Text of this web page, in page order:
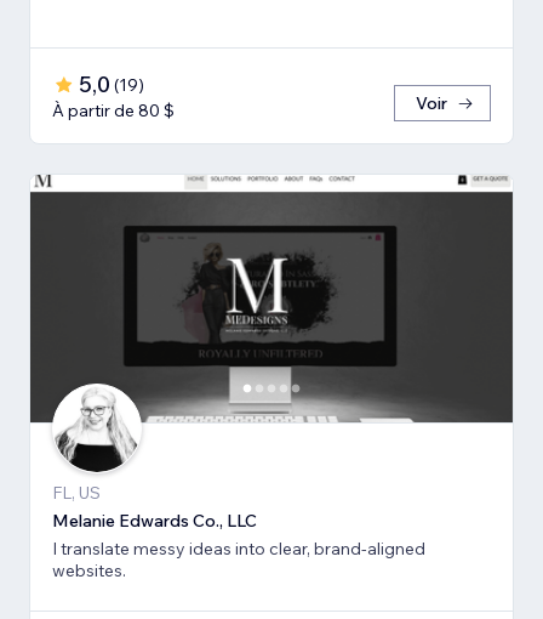
5,0 (19)
À partir de 80 $
Voir
FL, US
Melanie Edwards Co., LLC
I translate messy ideas into clear, brand-aligned
websites.